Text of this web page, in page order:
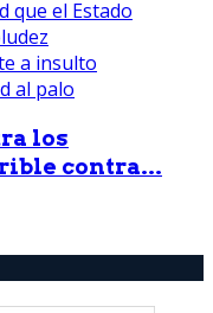
los
contra...